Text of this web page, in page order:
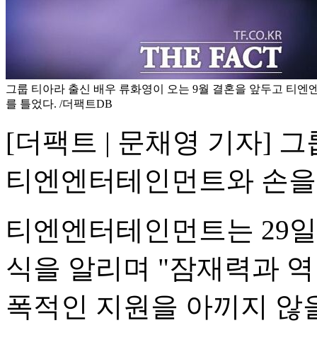
그룹 티아라 출신 배우 류화영이 오는 9월 결혼을 앞두고 티엔
를 틀었다. /더팩트DB
[더팩트 | 문채영 기자]
티엔엔터테인먼트와 손
티엔엔터테인먼트는 29
식을 알리며 "잠재력과
폭적인 지원을 아끼지 않